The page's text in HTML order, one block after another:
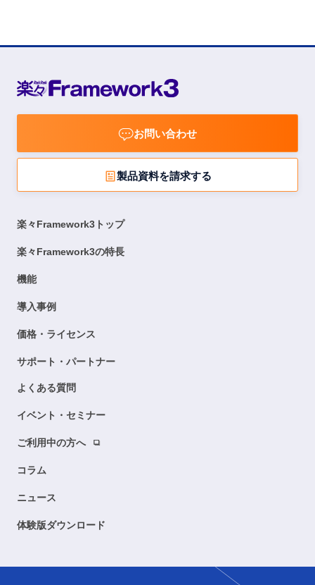
お問い合わせ
製品資料を請求する
楽々Framework3トップ
楽々Framework3の特長
機能
導入事例
価格・ライセンス
サポート・パートナー
よくある質問
イベント・セミナー
ご利用中の方へ
コラム
ニュース
体験版ダウンロード